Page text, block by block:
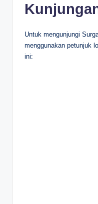
Untuk mengunjungi
menggunakan petunjuk
ini: